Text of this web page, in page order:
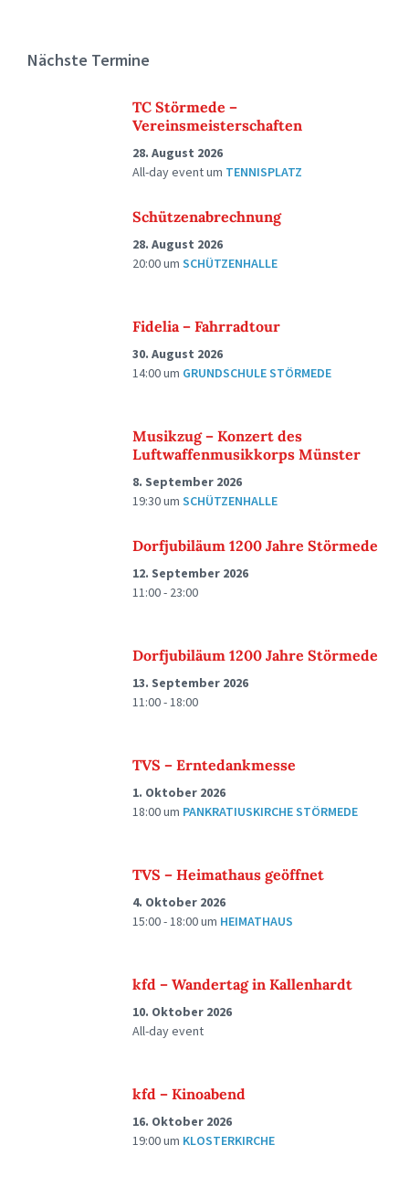
Nächste Termine
TC Störmede –
Vereinsmeisterschaften
28. August 2026
All-day eventum TENNISPLATZ
Schützenabrechnung
28. August 2026
20:00um SCHÜTZENHALLE
Fidelia – Fahrradtour
30. August 2026
14:00um GRUNDSCHULE STÖRMEDE
Musikzug – Konzert des
Luftwaffenmusikkorps Münster
8. September 2026
19:30um SCHÜTZENHALLE
Dorfjubiläum 1200 Jahre Störmede
12. September 2026
11:00 - 23:00
Dorfjubiläum 1200 Jahre Störmede
13. September 2026
11:00 - 18:00
TVS – Erntedankmesse
1. Oktober 2026
18:00um PANKRATIUSKIRCHE STÖRMEDE
TVS – Heimathaus geöffnet
4. Oktober 2026
15:00 - 18:00um HEIMATHAUS
kfd – Wandertag in Kallenhardt
10. Oktober 2026
All-day event
kfd – Kinoabend
16. Oktober 2026
19:00um KLOSTERKIRCHE